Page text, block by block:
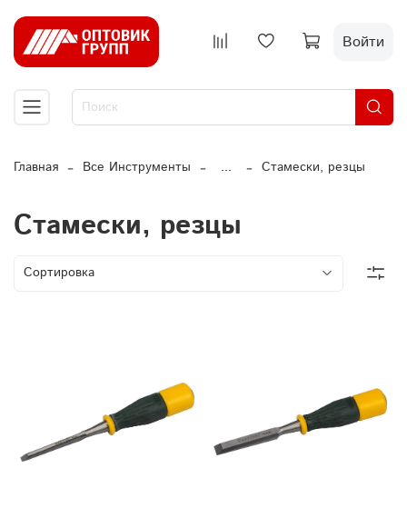
Войти
Главная Все Инструменты ... Стамески, резцы
Стамески, резцы